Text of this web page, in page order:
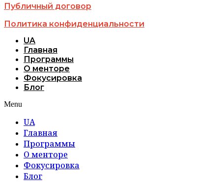
Публичный договор
Политика конфиденциальности
UA
Главная
Программы
О менторе
Фокусировка
Блог
Menu
UA
Главная
Программы
О менторе
Фокусировка
Блог